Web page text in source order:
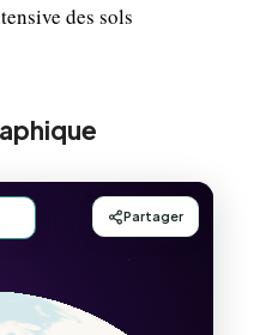
des sols